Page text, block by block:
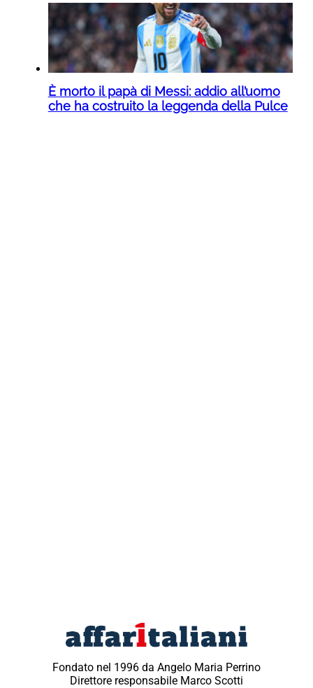
È morto il papà di Messi: addio all’uomo
che ha costruito la leggenda della Pulce
Fondato nel 1996 da Angelo Maria Perrino
Direttore responsabile Marco Scotti